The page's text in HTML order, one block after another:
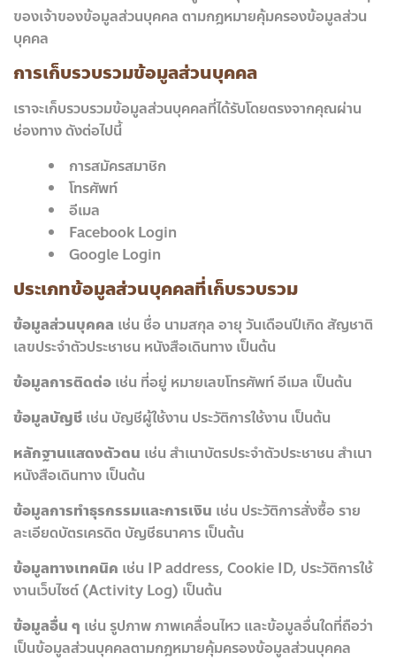
ของเจ้าของข้อมูลส่วนบุคคล ตามกฎหมายคุ้มครองข้อมูลส่วน
บุคคล
การเก็บรวบรวมข้อมูลส่วนบุคคล
เราจะเก็บรวบรวมข้อมูลส่วนบุคคลที่ได้รับโดยตรงจากคุณผ่าน
ช่องทาง ดังต่อไปนี้
การสมัครสมาชิก
โทรศัพท์
อีเมล
Facebook Login
Google Login
ประเภทข้อมูลส่วนบุคคลที่เก็บรวบรวม
ข้อมูลส่วนบุคคล เช่น ชื่อ นามสกุล อายุ วันเดือนปีเกิด สัญชาติ
เลขประจำตัวประชาชน หนังสือเดินทาง เป็นต้น
ข้อมูลการติดต่อ เช่น ที่อยู่ หมายเลขโทรศัพท์ อีเมล เป็นต้น
ข้อมูลบัญชี เช่น บัญชีผู้ใช้งาน ประวัติการใช้งาน เป็นต้น
หลักฐานแสดงตัวตน เช่น สำเนาบัตรประจำตัวประชาชน สำเนา
หนังสือเดินทาง เป็นต้น
ข้อมูลการทำธุรกรรมและการเงิน เช่น ประวัติการสั่งซื้อ ราย
ละเอียดบัตรเครดิต บัญชีธนาคาร เป็นต้น
ข้อมูลทางเทคนิค เช่น IP address, Cookie ID, ประวัติการใช้
งานเว็บไซต์ (Activity Log) เป็นต้น
ข้อมูลอื่น ๆ เช่น รูปภาพ ภาพเคลื่อนไหว และข้อมูลอื่นใดที่ถือว่า
เป็นข้อมูลส่วนบุคคลตามกฎหมายคุ้มครองข้อมูลส่วนบุคคล